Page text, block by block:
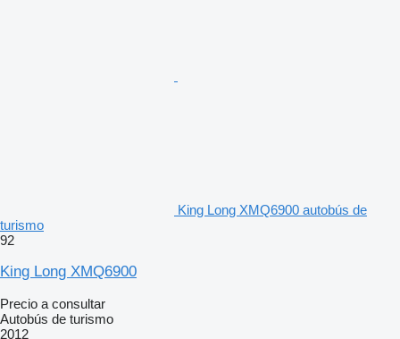
King Long XMQ6900 autobús de
turismo
92
King Long XMQ6900
Precio a consultar
Autobús de turismo
2012